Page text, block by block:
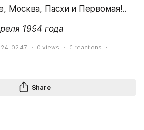
Москва, Пасхи и Первомая!..
1994 года
02:47 0 views 0 reactions
Share